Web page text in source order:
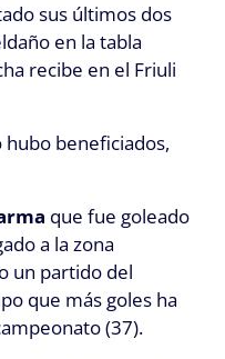
sus últimos dos
en la tabla
recibe en el Friuli
hubo beneficiados,
que fue goleado
a la zona
un partido del
que más goles ha
(37).